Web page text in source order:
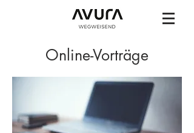
Online-Vorträge